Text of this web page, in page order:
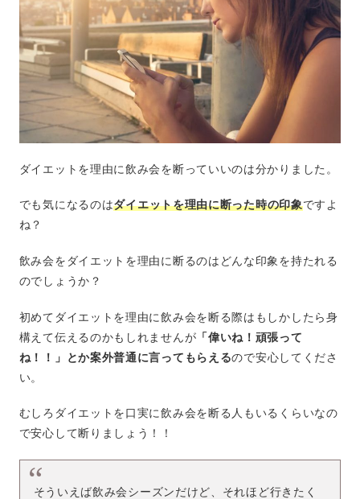
ダイエットを理由に飲み会を断っていいのは分かりました。
でも気になるのはダイエットを理由に断った時の印象ですよ
ね？
飲み会をダイエットを理由に断るのはどんな印象を持たれる
のでしょうか？
初めてダイエットを理由に飲み会を断る際はもしかしたら身
構えて伝えるのかもしれませんが 「偉いね！頑張って
ね！！」とか案外普通に言ってもらえるので安心してくださ
い。
むしろダイエットを口実に飲み会を断る人もいるくらいなの
で安心して断りましょう！！
そういえば飲み会シーズンだけど、それほど行きたく